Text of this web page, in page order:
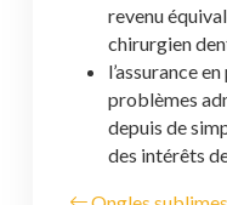
revenu
chirurgien
l’assurance
problèmes
depuis de
des intérêts